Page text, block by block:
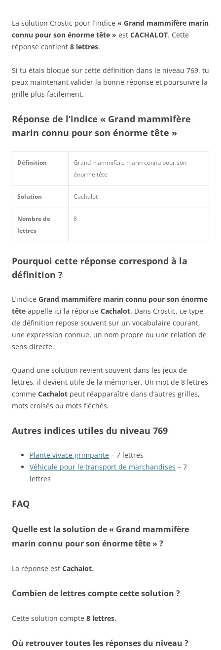
La solution Crostic pour l’indice « Grand mammifère marin
connu pour son énorme tête » est CACHALOT. Cette
réponse contient 8 lettres.
Si tu étais bloqué sur cette définition dans le niveau 769, tu
peux maintenant valider la bonne réponse et poursuivre la
grille plus facilement.
Réponse de l’indice « Grand mammifère
marin connu pour son énorme tête »
Définition
Grand mammifère marin connu pour son
énorme tête
Solution Cachalot
Nombre de
lettres
8
Pourquoi cette réponse correspond à la
définition ?
L’indice Grand mammifère marin connu pour son énorme
tête appelle ici la réponse Cachalot. Dans Crostic, ce type
de définition repose souvent sur un vocabulaire courant,
une expression connue, un nom propre ou une relation de
sens directe.
Quand une solution revient souvent dans les jeux de
lettres, il devient utile de la mémoriser. Un mot de 8 lettres
comme Cachalot peut réapparaître dans d’autres grilles,
mots croisés ou mots fléchés.
Autres indices utiles du niveau 769
Plante vivace grimpante – 7 lettres
Véhicule pour le transport de marchandises – 7
lettres
FAQ
Quelle est la solution de « Grand mammifère
marin connu pour son énorme tête » ?
La réponse est Cachalot.
Combien de lettres compte cette solution ?
Cette solution compte 8 lettres.
Où retrouver toutes les réponses du niveau ?